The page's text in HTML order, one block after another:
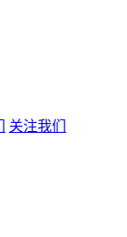
关注我们